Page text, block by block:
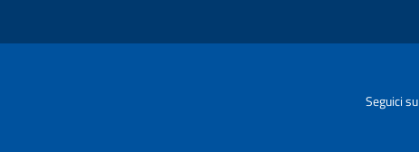
Seguici su